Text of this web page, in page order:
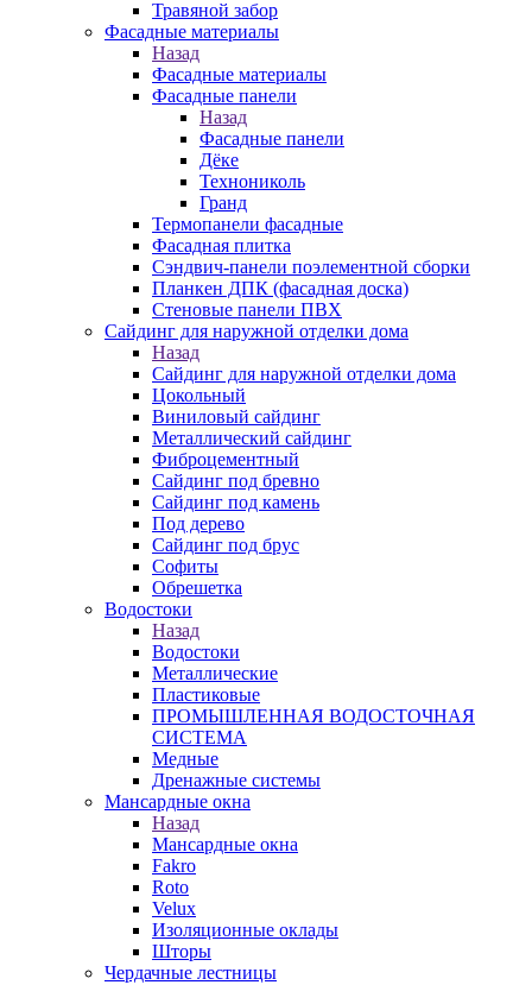
Травяной забор
Фасадные материалы
Назад
Фасадные материалы
Фасадные панели
Назад
Фасадные панели
Дёке
Технониколь
Гранд
Термопанели фасадные
Фасадная плитка
Сэндвич-панели поэлементной сборки
Планкен ДПК (фасадная доска)
Стеновые панели ПВХ
Сайдинг для наружной отделки дома
Назад
Сайдинг для наружной отделки дома
Цокольный
Виниловый сайдинг
Металлический сайдинг
Фиброцементный
Сайдинг под бревно
Сайдинг под камень
Под дерево
Сайдинг под брус
Софиты
Обрешетка
Водостоки
Назад
Водостоки
Металлические
Пластиковые
ПРОМЫШЛЕННАЯ ВОДОСТОЧНАЯ
СИСТЕМА
Медные
Дренажные системы
Мансардные окна
Назад
Мансардные окна
Fakro
Roto
Velux
Изоляционные оклады
Шторы
Чердачные лестницы